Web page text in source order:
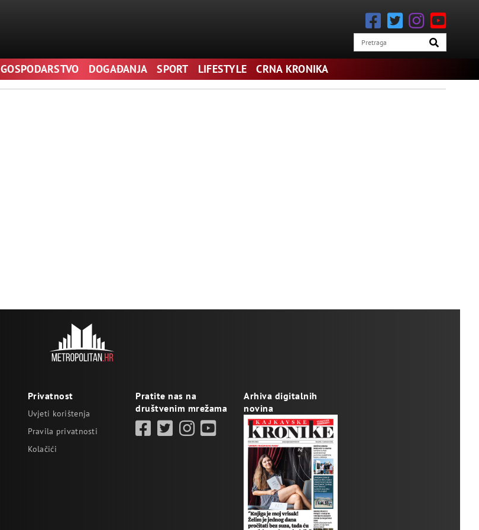
GOSPODARSTVO DOGAĐANJA SPORT LIFESTYLE CRNA KRONIKA
Privatnost
Uvjeti korištenja
Pravila privatnosti
Kolačići
Pratite nas na
društvenim mrežama
Arhiva digitalnih
novina